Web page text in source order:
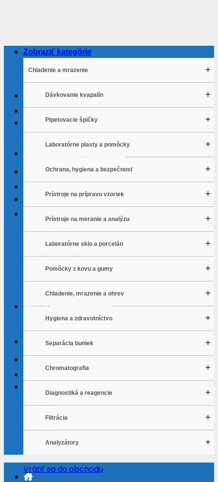
Hľadať:
Obľúbené položky
Rýchla objednávka
0.00
Vrátiť sa do obchodu
Hľadať:
Žiadne produkty v košíku.
Vrátiť sa do obchodu
Zobraziť kategórie
Chladenie a mrazenie
Dávkovanie kvapalín
Pipetovacie špičky
Laboratórne plasty a pomôcky
Ochrana, hygiena a bezpečnosť
Prístroje na prípravu vzoriek
Prístroje na meranie a analýzu
Laboratórne sklo a porcelán
Pomôcky z kovu a gumy
Chladenie, mrazenie a ohrev
Hygiena a zdravotníctvo
Separácia buniek
Chromatografia
Diagnostiká a reagencie
Filtrácia
Analyzátory